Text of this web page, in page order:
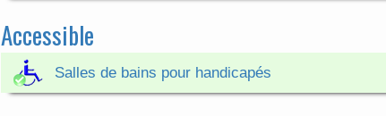
Accessible
Salles de bains pour handicapés